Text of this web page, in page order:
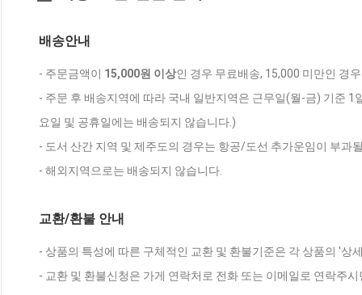
배송안내
- 주문금액이 15,000원 이상인 경우 무료배송, 15,000 미만인 경
- 주문 후 배송지역에 따라 국내 일반지역은 근무일(월-금) 기준
요일 및 공휴일에는 배송되지 않습니다.)
- 도서 산간 지역 및 제주도의 경우는 항공/도선 추가운임이 부과
- 해외지역으로는 배송되지 않습니다.
교환/환불 안내
- 상품의 특성에 따른 구체적인 교환 및 환불기준은 각 상품의 '상
- 교환 및 환불신청은 가게 연락처로 전화 또는 이메일로 연락주